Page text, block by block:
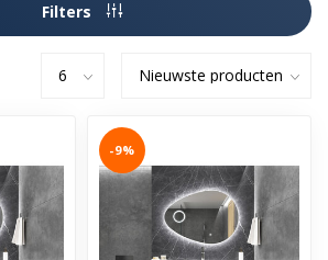
Filters
-9%